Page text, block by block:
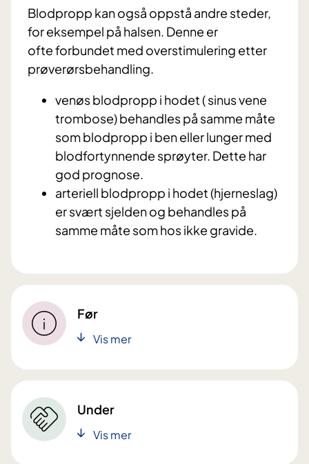
Blodpropp kan også oppstå andre steder,
for eksempel på halsen. Denne er
ofte forbundet med overstimulering etter
prøverørsbehandling.
venøs blodpropp i hodet ( sinus vene
trombose) behandles på samme måte
som blodpropp i ben eller lunger med
blodfortynnende sprøyter. Dette har
god prognose.
arteriell blodpropp i hodet (hjerneslag)
er svært sjelden og behandles på
samme måte som hos ikke gravide.
Før
Vis mer
Under
Vis mer